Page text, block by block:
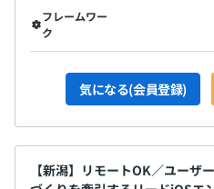
フレームワー
ク
気になる(会員登録)
【新潟】リモートOK／ユーザ